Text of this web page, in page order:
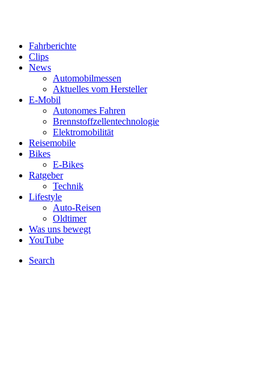
Fahrberichte
Clips
News
Automobilmessen
Aktuelles vom Hersteller
E-Mobil
Autonomes Fahren
Brennstoffzellentechnologie
Elektromobilität
Reisemobile
Bikes
E-Bikes
Ratgeber
Technik
Lifestyle
Auto-Reisen
Oldtimer
Was uns bewegt
YouTube
Search